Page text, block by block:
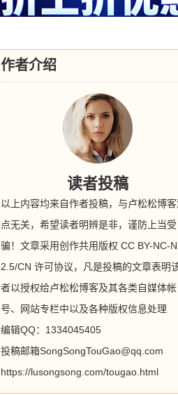
作者介绍
读者投稿
以上内容均来自作者投稿，与卢松松博
点无关，希望读者明辨是非，谨防上当受
骗！文章采用创作共用版权 CC BY-NC-
2.5/CN 许可协议，凡是投稿的文章表明
者以授权给卢松松博客及其各类自媒体帐
号、网站专栏中以及各种版权信息处理
编辑QQ：1334045405
投稿邮箱SongSongTouGao@qq.com
https://lusongsong.com/tougao.html